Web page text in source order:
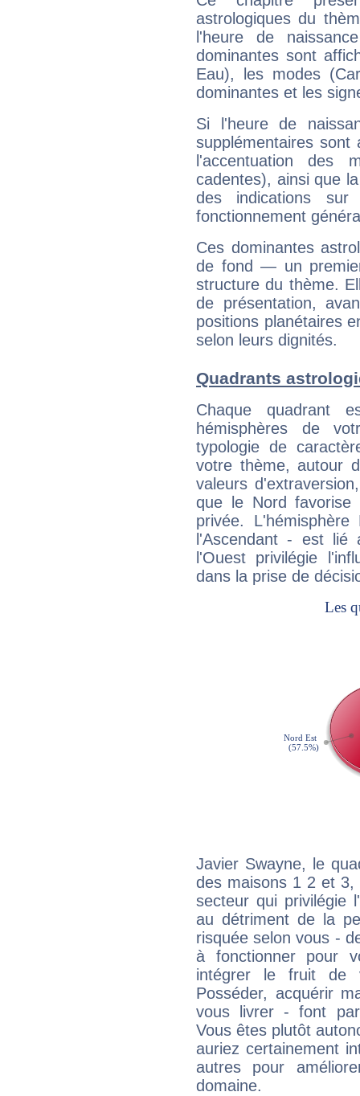
astrologiques du
l'heure de
dominantes sont
Eau), les modes
dominantes et les
Si l'heure de
supplémentaires sont
l'accentuation des
cadentes), ainsi que
des indications sur
fonctionnement
Ces dominantes
de fond — un
structure du thème.
de présentation,
positions planétaires
selon leurs dignités.
Quadrants
Chaque quadrant
hémisphères de
typologie de
votre thème, autour
valeurs
que le Nord favorise
privée.
l'Ascendant - est
l'Ouest privilégie
dans la prise de
Javier Swayne, le
des maisons 1 2 et
secteur qui privilégie
au détriment de la
risquée selon vous -
à fonctionner pour
intégrer le fruit de
Posséder, acquérir
vous livrer - font
Vous êtes plutôt
auriez certainement
autres pour
domaine.